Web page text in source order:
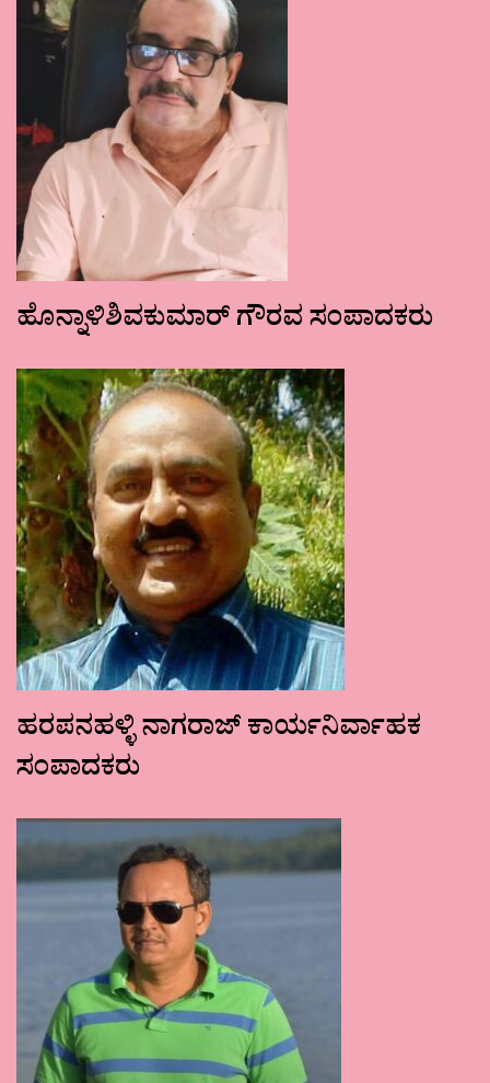
ಹೊನ್ನಾಳಿಶಿವಕುಮಾರ್ ಗೌರವ ಸಂಪಾದಕರು
ಹರಪನಹಳ್ಳಿ ನಾಗರಾಜ್ ಕಾರ್ಯನಿರ್ವಾಹಕ
ಸಂಪಾದಕರು